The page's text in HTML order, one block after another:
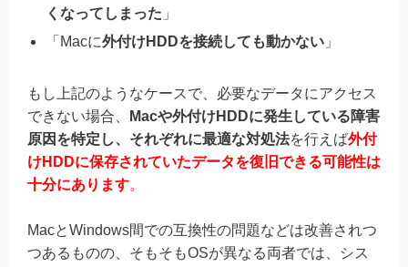
くなってしまった 」
「Macに外付けHDDを接続しても動かない 」
もし上記のようなケースで、必要なデータにアクセス
できない場合、
Macや外付けHDDに発生している障害
原因を特定し、それぞれに最適な対処法を行えば外付
けHDDに保存されていたデータを復旧できる可能性は
十分にあります。
MacとWindows間での互換性の問題などは改善されつ
つあるものの、そもそもOSが異なる両者では、シス